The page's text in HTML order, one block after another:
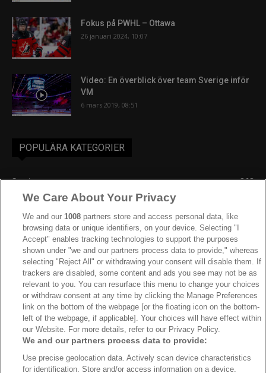
Fokus på PWHL – Ottawa
26 januari 2024, 10:07
Video: En överblick över team Sverige inför
VM
6 mars 2019, 08:51
POPULÄRA KATEGORIER
Sverige
863
Ishockey-VM
IIHF
JVM
Kanada
207
Dam VM
187
Finland
181
Video
179
Ishockey-OS
175
We Care About Your Privacy
We and our1008 partners store and access personal data, like
browsing data or unique identifiers, on your device. Selecting "I
Accept" enables tracking technologies to support the purposes
shown under "we and our partners process data to provide," whereas
selecting "Reject All" or withdrawing your consent will disable them. If
trackers are disabled, some content and ads you see may not be as
relevant to you. You can resurface this menu to change your choices
or withdraw consent at any time by clicking the Manage Preferences
link on the bottom of the webpage [or the floating icon on the bottom-
left of the webpage, if applicable]. Your choices will have effect within
our Website. For more details, refer to our Privacy Policy.
We and our partners process data to provide:
Use precise geolocation data. Actively scan device characteristics
for identification. Store and/or access information on a device.